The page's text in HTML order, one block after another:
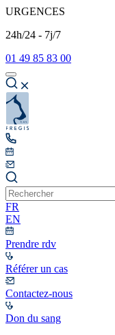
URGENCES
24h/24 - 7j/7
01 49 85 83 00
FR
EN
Prendre rdv
Référer un cas
Contactez-nous
Don du sang